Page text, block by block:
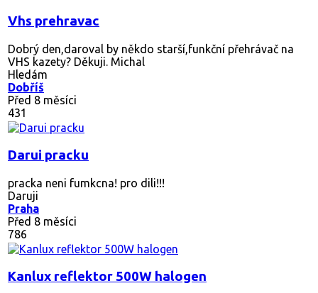
Vhs prehravac
Dobrý den,daroval by někdo starší,funkční přehrávač na
VHS kazety? Děkuji. Michal
Hledám
Dobříš
Před 8 měsíci
431
Darui pracku
pracka neni fumkcna! pro dili!!!
Daruji
Praha
Před 8 měsíci
786
Kanlux reflektor 500W halogen